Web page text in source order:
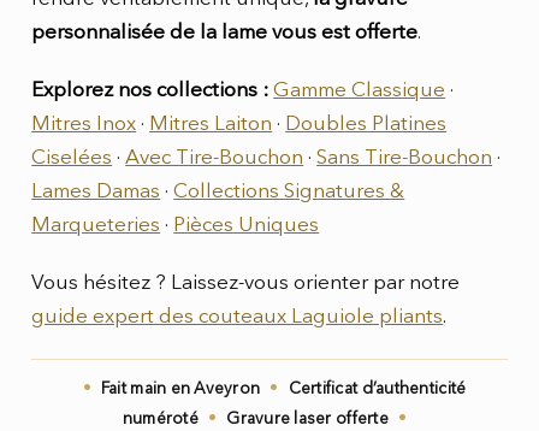
personnalisée de la lame vous est offerte.
Explorez nos collections : Gamme Classique ·
Mitres Inox · Mitres Laiton · Doubles Platines
Ciselées ·Avec Tire-Bouchon ·Sans Tire-Bouchon ·
Lames Damas ·Collections Signatures &
Marqueteries · Pièces Uniques
Vous hésitez ? Laissez-vous orienter par notre
guide expert des couteaux Laguiole pliants.
• Fait main en Aveyron •
Certificat d’authenticité
numéroté
• Gravure laser offerte •